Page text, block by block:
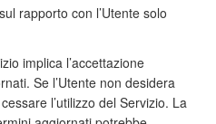
rapporto con l’Utente solo
implica l’accettazione
Se l’Utente non desidera
l’utilizzo del Servizio. La